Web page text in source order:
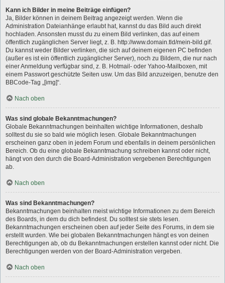
Kann ich Bilder in meine Beiträge einfügen?
Ja, Bilder können in deinem Beitrag angezeigt werden. Wenn die
Administration Dateianhänge erlaubt hat, kannst du das Bild auch direkt
hochladen. Ansonsten musst du zu einem Bild verlinken, das auf einem
öffentlich zugänglichen Server liegt, z. B. http://www.domain.tld/mein-bild.gif.
Du kannst weder Bilder verlinken, die sich auf deinem eigenen PC befinden
(außer es ist ein öffentlich zugänglicher Server), noch zu Bildern, die nur nach
einer Anmeldung verfügbar sind, z. B. Hotmail- oder Yahoo-Mailboxen, mit
einem Passwort geschützte Seiten usw. Um das Bild anzuzeigen, benutze den
BBCode-Tag „[img]“.
Nach oben
Was sind globale Bekanntmachungen?
Globale Bekanntmachungen beinhalten wichtige Informationen, deshalb
solltest du sie so bald wie möglich lesen. Globale Bekanntmachungen
erscheinen ganz oben in jedem Forum und ebenfalls in deinem persönlichen
Bereich. Ob du eine globale Bekanntmachung schreiben kannst oder nicht,
hängt von den durch die Board-Administration vergebenen Berechtigungen
ab.
Nach oben
Was sind Bekanntmachungen?
Bekanntmachungen beinhalten meist wichtige Informationen zu dem Bereich
des Boards, in dem du dich befindest. Du solltest sie stets lesen.
Bekanntmachungen erscheinen oben auf jeder Seite des Forums, in dem sie
erstellt wurden. Wie bei globalen Bekanntmachungen hängt es von deinen
Berechtigungen ab, ob du Bekanntmachungen erstellen kannst oder nicht. Die
Berechtigungen werden von der Board-Administration vergeben.
Nach oben